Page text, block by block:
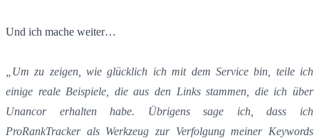
Und ich mache weiter…
„Um zu zeigen, wie glücklich ich mit dem Service bin, teile ich
einige reale Beispiele, die aus den Links stammen, die ich über
Unancor erhalten habe. Übrigens sage ich, dass ich
ProRankTracker als Werkzeug zur Verfolgung meiner Keywords